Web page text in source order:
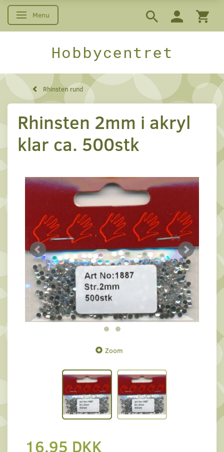
Skifte navigation
Menu
Hobbycentret
Rhinsten rund
Rhinsten 2mm i akryl
klar ca. 500stk
Zoom
16,95 DKK